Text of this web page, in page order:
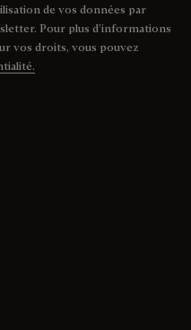
de vos données par
Pour plus d’informations
vos droits, vous pouvez